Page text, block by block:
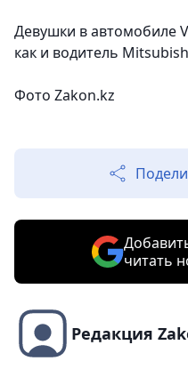
Девушки в автомобиле
как и водитель
Фото Zakon.kz
читать
Редакция